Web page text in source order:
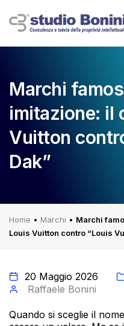
Marchi
imitazione: il
Vuitton
Dak”
Home • Marchi • Marchi
Louis Vuitton contro “Louis
20 Maggio 2026
Raffaele Bonini
Quando si sceglie il